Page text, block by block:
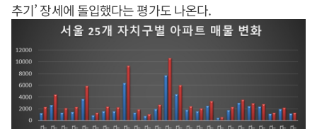
추기’ 장세에 돌입했다는 평가도 나온다.